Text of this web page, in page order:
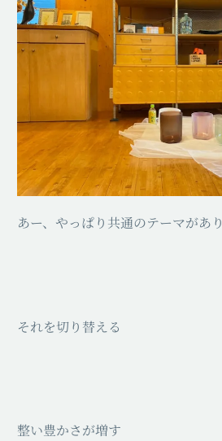
あー、やっぱり共通のテーマがあり
それを切り替える
整い豊かさが増す